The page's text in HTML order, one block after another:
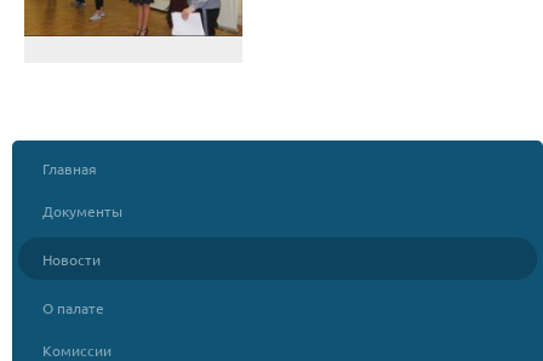
Главная
Документы
Новости
О палате
Комиссии